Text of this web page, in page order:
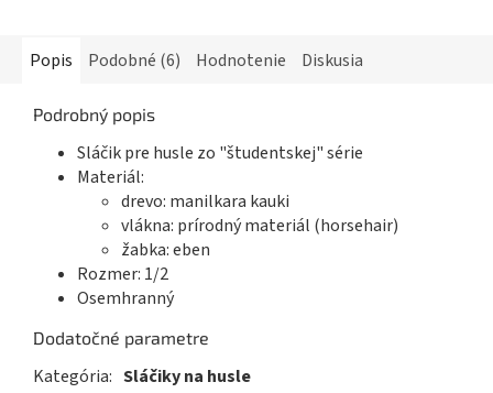
Popis Podobné (6) Hodnotenie Diskusia
Podrobný popis
Sláčik pre husle zo "študentskej" série
Materiál:
drevo: manilkara kauki
vlákna: prírodný materiál (horsehair)
žabka: eben
Rozmer: 1/2
Osemhranný
Dodatočné parametre
Kategória: Sláčiky na husle